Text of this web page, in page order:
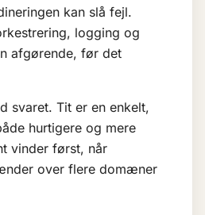
kan slå fejl.
logging og
afgørende, før det
svaret. Tit er en enkelt,
hurtigere og mere
vinder først, når
over flere domæner